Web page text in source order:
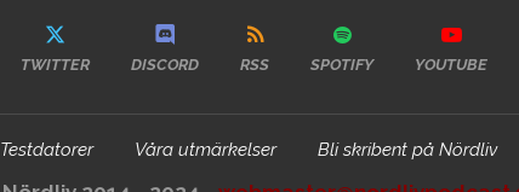
TWITTER DISCORD RSS SPOTIFY YOUTUBE
Testdatorer Våra utmärkelser Bli skribent på Nördliv